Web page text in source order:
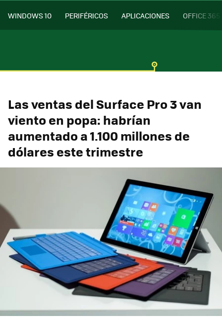
WINDOWS 10 PERIFÉRICOS APLICACIONES OFFICE 365
Las ventas del Surface Pro 3 van
viento en popa: habrían
aumentado a 1.100 millones de
dólares este trimestre